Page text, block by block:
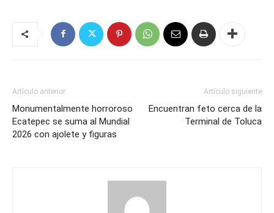
Artículo anterior
Monumentalmente horroroso
Ecatepec se suma al Mundial
2026 con ajolete y figuras
Artículo siguiente
Encuentran feto cerca de la
Terminal de Toluca